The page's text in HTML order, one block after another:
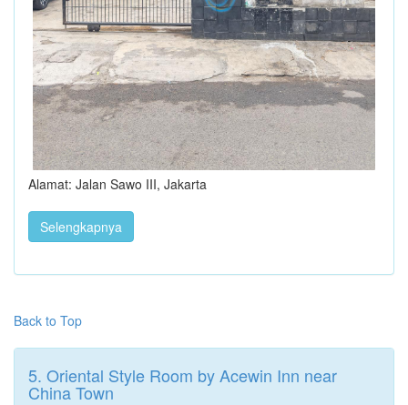
Alamat: Jalan Sawo III, Jakarta
Selengkapnya
Back to Top
5. Oriental Style Room by Acewin Inn near
China Town